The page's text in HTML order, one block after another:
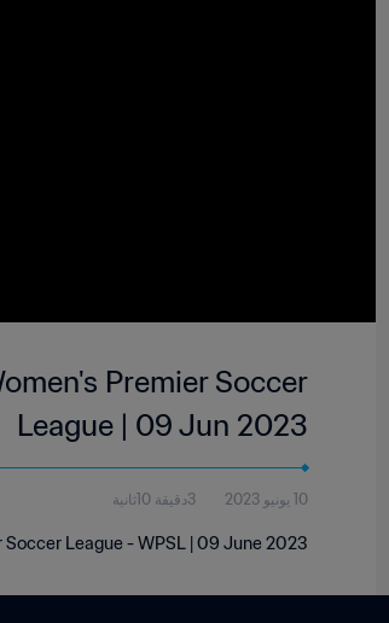
Premier Soccer
League | 09 Jun 2023
10 يونيو 2023 3دقيقة 10ثانية
Soccer League - WPSL | 09 June 2023